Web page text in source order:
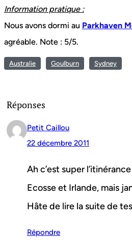
Information pratique :
Nous avons dormi au Parkhaven
agréable. Note : 5/5.
Australie Goulburn Sydney
Réponses
Petit Caillou
22 décembre 2011
Ah c’est super
Ecosse et Irlande, mais
Hâte de lire la suite de
Répondre